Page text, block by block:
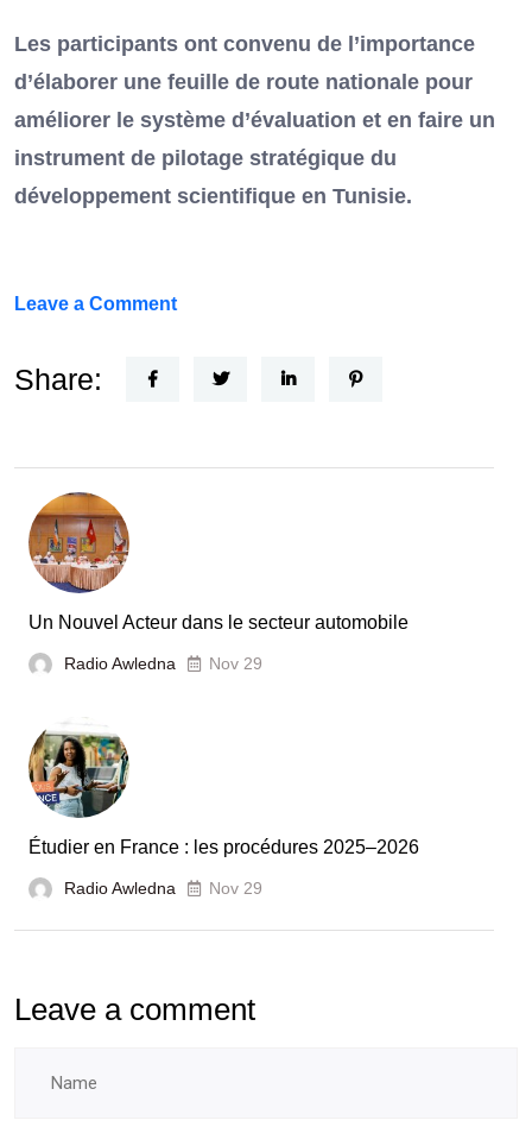
Les participants ont convenu de l’importance
d’élaborer une feuille de route nationale pour
améliorer le système d’évaluation et en faire un
instrument de pilotage stratégique du
développement scientifique en Tunisie.
Leave a Commenton
Horizon
la
France
et
écoles
Share:
Un Nouvel Acteur dans le secteur automobile
Radio Awledna Nov 29
Étudier en France : les procédures 2025–2026
Radio Awledna Nov 29
Leave a comment